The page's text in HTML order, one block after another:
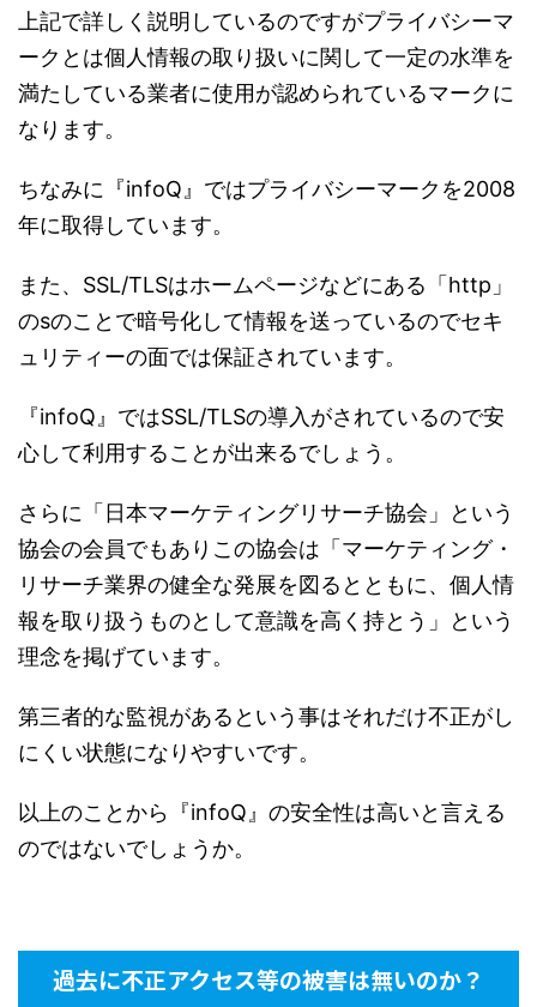
上記で詳しく説明しているのですがプライバシーマ
ークとは個人情報の取り扱いに関して一定の水準を
満たしている業者に使用が認められているマークに
なります。
ちなみに『infoQ』ではプライバシーマークを2008
年に取得しています。
また、SSL/TLSはホームページなどにある「http」
のsのことで暗号化して情報を送っているのでセキ
ュリティーの面では保証されています。
『infoQ』ではSSL/TLSの導入がされているので安
心して利用することが出来るでしょう。
さらに「日本マーケティングリサーチ協会」という
協会の会員でもありこの協会は「マーケティング・
リサーチ業界の健全な発展を図るとともに、個人情
報を取り扱うものとして意識を高く持とう」という
理念を掲げています。
第三者的な監視があるという事はそれだけ不正がし
にくい状態になりやすいです。
以上のことから『infoQ』の安全性は高いと言える
のではないでしょうか。
過去に不正アクセス等の被害は無いのか？